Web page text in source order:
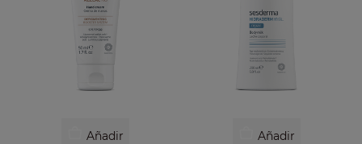
Añadir Añadir